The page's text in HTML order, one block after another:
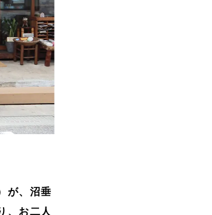
が、沼垂
、お二人